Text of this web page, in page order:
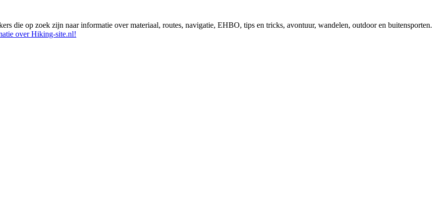
die op zoek zijn naar informatie over materiaal, routes, navigatie, EHBO, tips en tricks, avontuur, wandelen, outdoor en buitensporten.
over Hiking-site.nl!